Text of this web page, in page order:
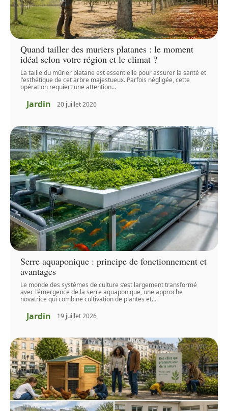
Quand tailler des muriers platanes : le moment
idéal selon votre région et le climat ?
La taille du mûrier platane est essentielle pour assurer la santé et
l'esthétique de cet arbre majestueux. Parfois négligée, cette
opération requiert une attention…
Jardin 20 juillet 2026
Serre aquaponique : principe de fonctionnement et
avantages
Le monde des systèmes de culture s’est largement transformé
avec l’émergence de la serre aquaponique, une approche
novatrice qui combine cultivation de plantes et…
Jardin 19 juillet 2026